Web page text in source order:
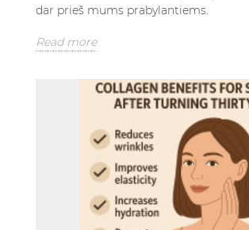
dar prieš mums prabylantiems.
Read more